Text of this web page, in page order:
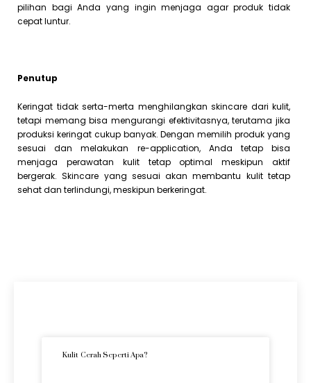
pilihan bagi Anda yang ingin menjaga agar produk tidak
cepat luntur.
Penutup
Keringat tidak serta-merta menghilangkan skincare dari kulit,
tetapi memang bisa mengurangi efektivitasnya, terutama jika
produksi keringat cukup banyak. Dengan memilih produk yang
sesuai dan melakukan re-application, Anda tetap bisa
menjaga perawatan kulit tetap optimal meskipun aktif
bergerak. Skincare yang sesuai akan membantu kulit tetap
sehat dan terlindungi, meskipun berkeringat.
Kulit Cerah Seperti Apa?